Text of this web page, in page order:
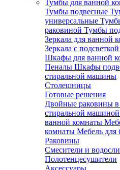
Тумбы для ванной
Тумбы подвесные
универсальные
раковиной Тумбы
Зеркала для ванной
Зеркала с подсветкой
Шкафы для ванной
Пеналы Шкафы
стиральной машины
Столешницы
Готовые решения
Двойные раковины
стиральной машиной
ванной комнаты
комнаты Мебель для
Раковины
Смесители и
Полотенцесушители
Аксессуары